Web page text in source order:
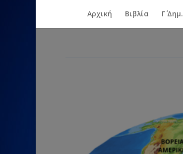
Αρχική Βιβλία Γ΄ Δημ.